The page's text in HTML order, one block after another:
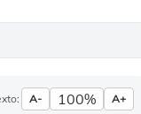
A- 100% A+